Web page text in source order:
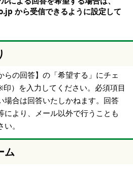
から受信できるように設定して
らの回答】の「希望する」にチェ
）を入力してください。必須項目
場合は回答いたしかねます。回答
により、メール以外で行うことも
。
ム